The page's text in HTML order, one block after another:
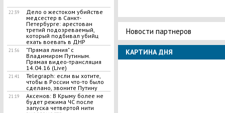
22:39
Дело о жестоком убийстве
медсестер в Санкт-
Петербурге: арестован
третий подозреваемый,
который подбивал убийц
ехать воевать в ДНР
21:56
"Прямая линия" с
Владимиром Путиным.
Прямая видео-трансляция
14.04.16 (Live)
21:41
Telegraph: если вы хотите,
чтобы в России что-то было
сделано, звоните Путину
21:19
Аксенов: В Крыму более не
будет режима ЧС после
запуска четвертой нити
Новости партнеров
КАРТИНА ДНЯ